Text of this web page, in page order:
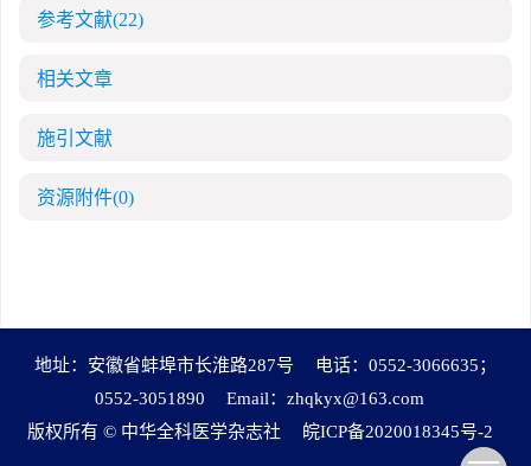
参考文献(22)
相关文章
施引文献
资源附件(0)
地址：安徽省蚌埠市长淮路287号
电话：0552-3066635；
0552-3051890
Email： zhqkyx@163.com
版权所有 © 中华全科医学杂志社
皖ICP备2020018345号-2